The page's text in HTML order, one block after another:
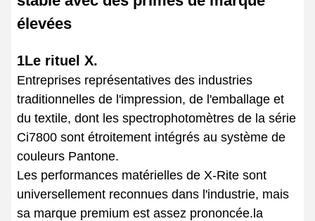
élevées
1Le rituel X.
Entreprises représentatives des industries
traditionnelles de l'impression, de l'emballage et
du textile, dont les spectrophotomètres de la série
Ci7800 sont étroitement intégrés au système de
couleurs Pantone.
Les performances matérielles de X-Rite sont
universellement reconnues dans l'industrie, mais
sa marque premium est assez prononcée.la